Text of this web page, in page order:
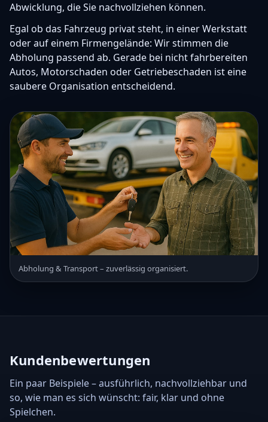
Abwicklung, die Sie nachvollziehen können.
Egal ob das Fahrzeug privat steht, in einer Werkstatt
oder auf einem Firmengelände: Wir stimmen die
Abholung passend ab. Gerade bei nicht fahrbereiten
Autos, Motorschaden oder Getriebeschaden ist eine
saubere Organisation entscheidend.
Abholung & Transport – zuverlässig organisiert.
Kundenbewertungen
Ein paar Beispiele – ausführlich, nachvollziehbar und
so, wie man es sich wünscht: fair, klar und ohne
Spielchen.